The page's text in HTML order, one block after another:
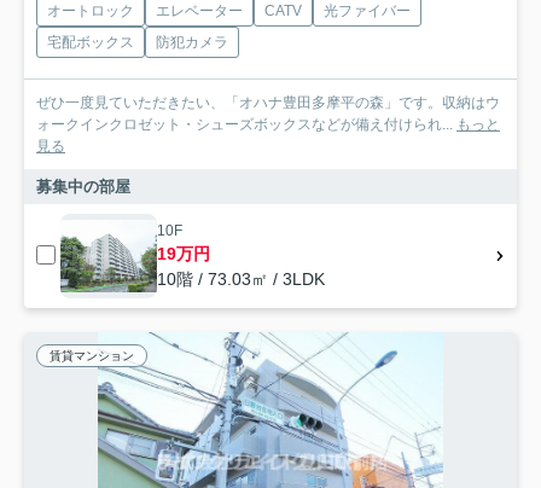
オートロック エレベーター CATV
光ファイバー
宅配ボックス
防犯カメラ
ぜひ一度見ていただきたい、「オハナ豊田多摩平の森」です。収納はウ
ォークインクロゼット・シューズボックスなどが備え付けられ...
もっと
見る
募集中の部屋
10F
19万円
10階 / 73.03㎡ / 3LDK
賃貸マンション